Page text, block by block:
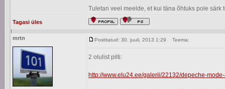
Tuletan veel meelde, et kui täna õhtuks pole
Tagasi üles
mrtn Postitatud: 30. juuli, 2013 1:29 Teema:
2 olulist pilti:
http://www.elu24.ee/galerii/22132/depeche-